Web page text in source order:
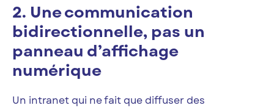
2. Une communication
bidirectionnelle, pas un
panneau d’affichage
numérique
Un intranet qui ne fait que diffuser des